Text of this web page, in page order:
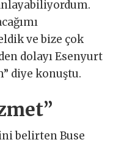
ve bize çok
dolayı Esenyurt
diye konuştu.
belirten Buse